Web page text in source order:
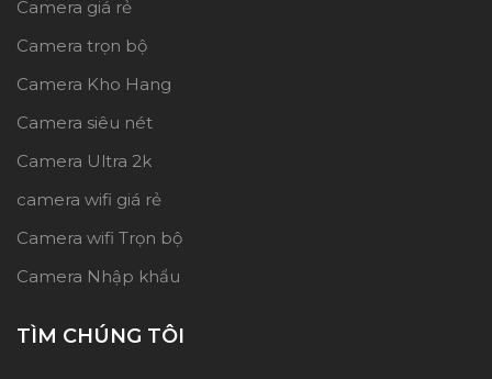
Camera giá rẻ
Camera trọn bộ
Camera Kho Hang
Camera siêu nét
Camera Ultra 2k
camera wifi giá rẻ
Camera wifi Trọn bộ
Camera Nhập khẩu
TÌM CHÚNG TÔI